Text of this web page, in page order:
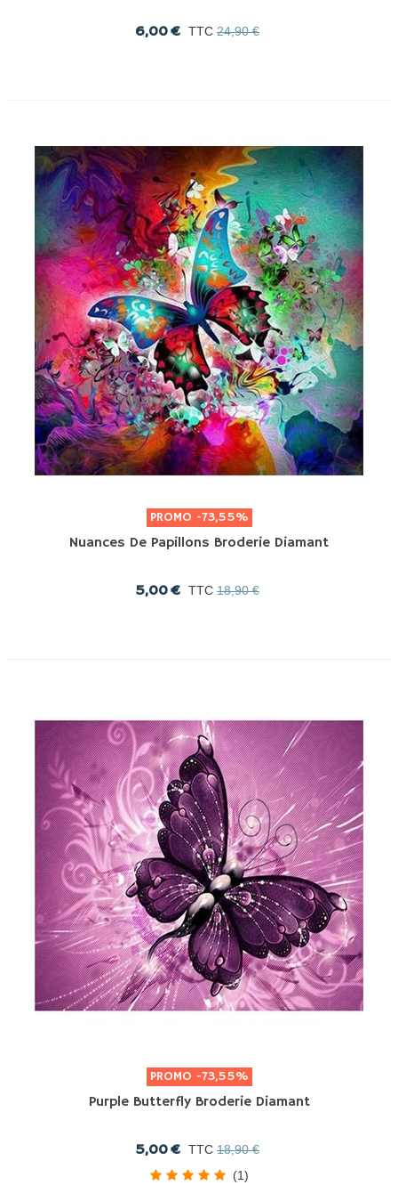
6,00 € TTC 24,90 €
PROMO -73,55%
Nuances De Papillons Broderie Diamant
5,00 € TTC 18,90 €
PROMO -73,55%
Purple Butterfly Broderie Diamant
5,00 € TTC 18,90 €
(1)